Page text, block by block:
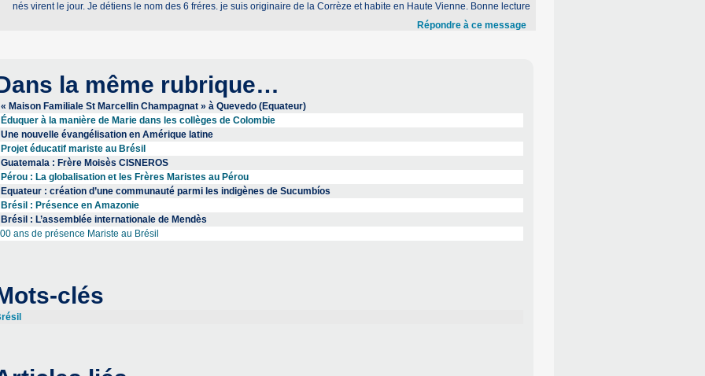
nés virent le jour. Je détiens le nom des 6 fréres. je suis originaire de la Corrèze et habite en Haute Vienne. Bonne lecture
Répondre à ce message
la même rubrique…
« Maison Familiale St Marcellin Champagnat » à Quevedo (Equateur)
Éduquer à la manière de Marie dans les collèges de Colombie
Une nouvelle évangélisation en Amérique latine
Projet éducatif mariste au Brésil
Guatemala : Frère Moisès CISNEROS
Pérou : La globalisation et les Frères Maristes au Pérou
Equateur : création d’une communauté parmi les indigènes de Sucumbíos
Brésil : Présence en Amazonie
Brésil : L’assemblée internationale de Mendès
ans de présence Mariste au Brésil
clés